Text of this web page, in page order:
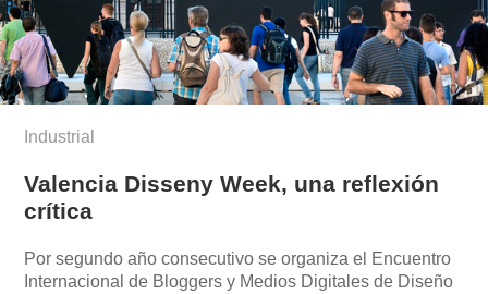
Industrial
Valencia Disseny Week, una reflexión
crítica
Por segundo año consecutivo se organiza el Encuentro
Internacional de Bloggers y Medios Digitales de Diseño